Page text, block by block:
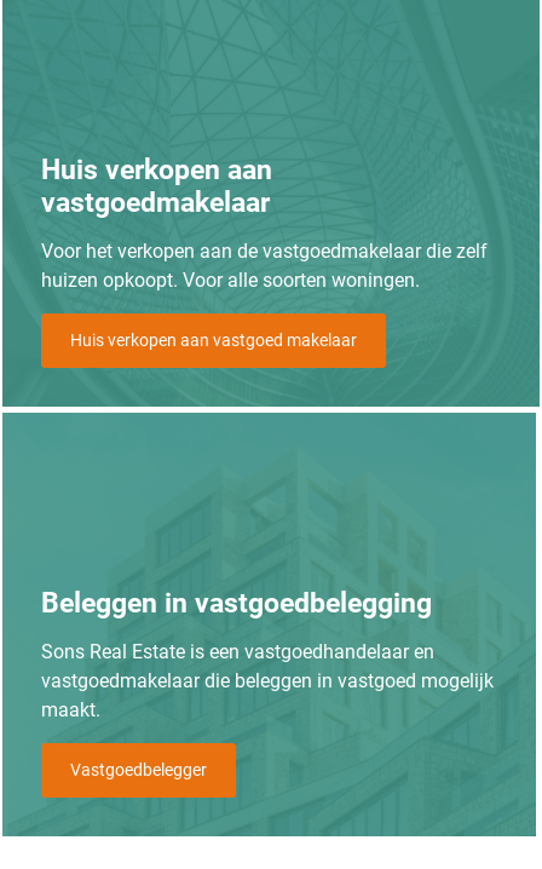
Huis verkopen aan
vastgoedmakelaar
Voor het verkopen aan de vastgoedmakelaar die zelf
huizen opkoopt. Voor alle soorten woningen.
Huis verkopen aan vastgoed makelaar
Beleggen in vastgoedbelegging
Sons Real Estate is een vastgoedhandelaar en
vastgoedmakelaar die beleggen in vastgoed mogelijk
maakt.
Vastgoedbelegger